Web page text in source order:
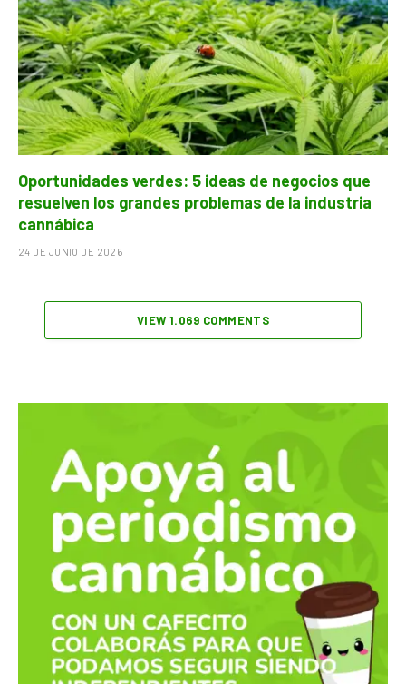
Oportunidades verdes: 5 ideas de negocios que
resuelven los grandes problemas de la industria
cannábica
24 DE JUNIO DE 2026
VIEW 1.069 COMMENTS